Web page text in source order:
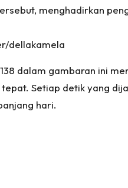
menghadirkan
dellakamela
dalam gambaran ini
tepat. Setiap detik yang
hari.